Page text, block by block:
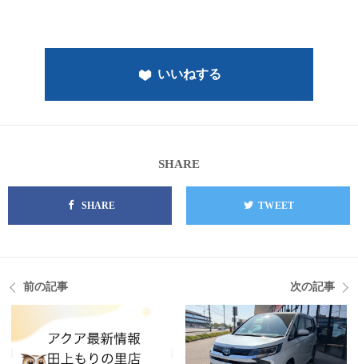
いいねする
SHARE
SHARE TWEET
前の記事 次の記事